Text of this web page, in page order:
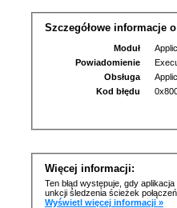
Szczegółowe informacje o
Moduł
Powiadomienie
Obsługa
Kod błędu
Więcej informacji:
Ten błąd występuje, gdy
unkcji śledzenia ścieżek
Wyświetl więcej informacji »